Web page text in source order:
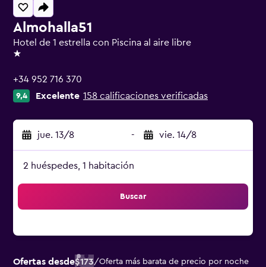
Almohalla51
Hotel de 1 estrella con Piscina al aire libre
1 estrella
+34 952 716 370
9,4 Excelente 158 calificaciones verificadas
jue. 13/8 - vie. 14/8
2 huéspedes, 1 habitación
Buscar
Ofertas desde$173/Oferta más barata de precio por noche